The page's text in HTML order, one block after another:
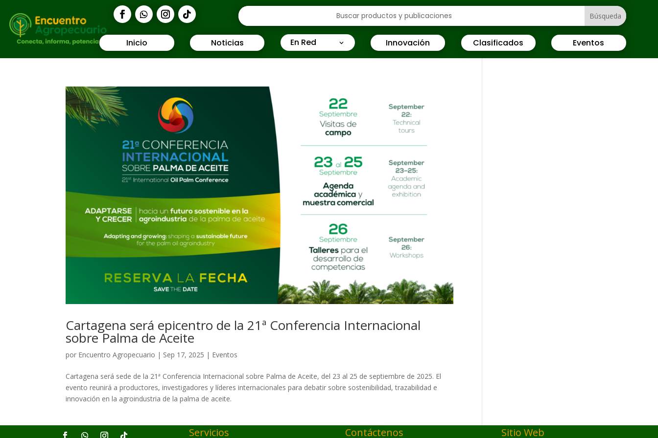
Inicio Noticias En Red Innovación Clasificados Eventos
Cartagena será epicentro de la 21ª Conferencia Internacional
sobre Palma de Aceite
por Encuentro Agropecuario | Sep 17, 2025 | Eventos
Cartagena será sede de la 21ª Conferencia Internacional sobre Palma de Aceite, del 23 al 25 de septiembre de 2025. El
evento reunirá a productores, investigadores y líderes internacionales para debatir sobre sostenibilidad, trazabilidad e
innovación en la agroindustria de la palma de aceite.
Servicios Contáctenos Sitio Web